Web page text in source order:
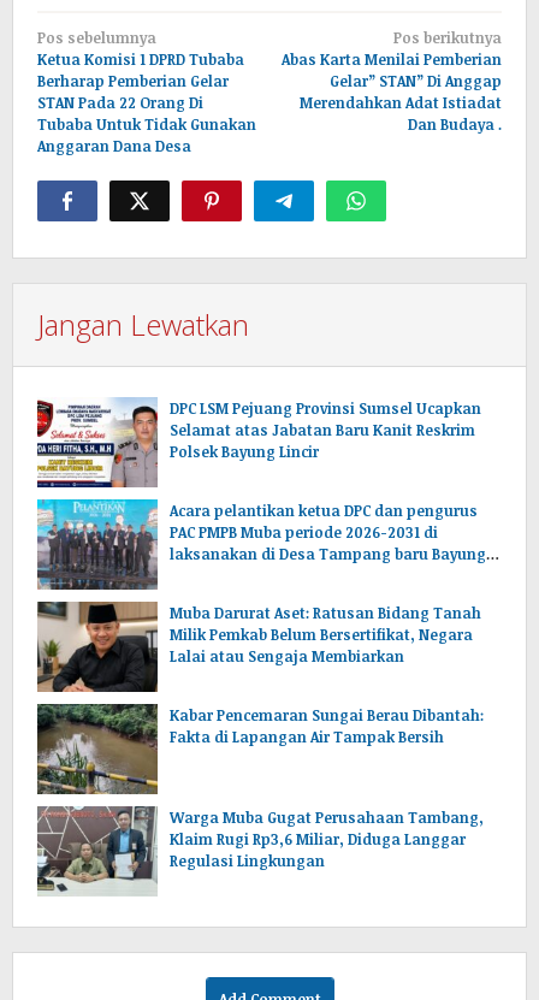
Navigasi
pos
Pos sebelumnya
Ketua Komisi 1 DPRD Tubaba
Berharap Pemberian Gelar
STAN Pada 22 Orang Di
Tubaba Untuk Tidak Gunakan
Anggaran Dana Desa
Pos berikutnya
Abas Karta Menilai Pemberian
Gelar” STAN” Di Anggap
Merendahkan Adat Istiadat
Dan Budaya .
Jangan Lewatkan
DPC LSM Pejuang Provinsi Sumsel Ucapkan
Selamat atas Jabatan Baru Kanit Reskrim
Polsek Bayung Lincir
Acara pelantikan ketua DPC dan pengurus
PAC PMPB Muba periode 2026-2031 di
laksanakan di Desa Tampang baru Bayung
Muba Darurat Aset: Ratusan Bidang Tanah
Milik Pemkab Belum Bersertifikat, Negara
Lalai atau Sengaja Membiarkan
Kabar Pencemaran Sungai Berau Dibantah:
Fakta di Lapangan Air Tampak Bersih
Warga Muba Gugat Perusahaan Tambang,
Klaim Rugi Rp3,6 Miliar, Diduga Langgar
Regulasi Lingkungan